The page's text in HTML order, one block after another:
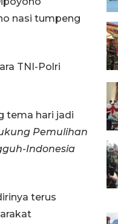
nasi tumpeng
TNI-Polri
tema hari jadi
Pemulihan
Indonesia
terus